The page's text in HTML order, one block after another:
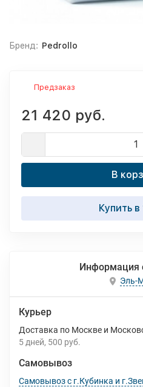
Бренд: Pedrollo
Предзаказ
21 420 руб.
В
Купить в
Информация
Эль-
Курьер
Доставка по Москве и
5 дней 500 руб.
Самовывоз
Самовывоз с г.Кубинка и